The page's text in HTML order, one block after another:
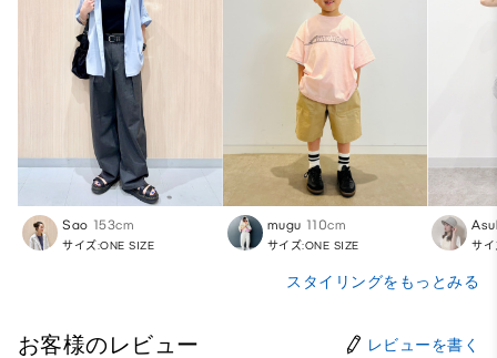
Sao 153cm
サイズ:ONE SIZE
mugu 110cm
サイズ:ONE SIZE サ
スタイリングをもっとみる
お客様のレビュー レビューを書く